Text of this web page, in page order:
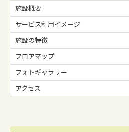
施設概要
サービス利用イメージ
施設の特徴
フロアマップ
フォトギャラリー
アクセス